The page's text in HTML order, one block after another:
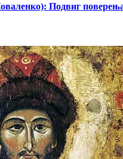
Подвиг поверења